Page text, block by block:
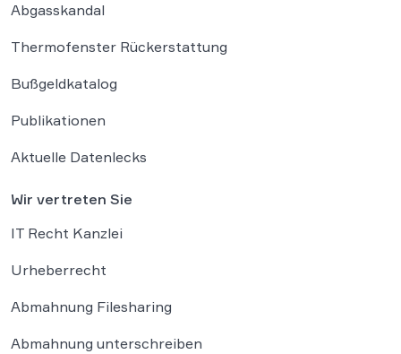
Abgasskandal
Thermofenster Rückerstattung
Bußgeldkatalog
Publikationen
Aktuelle Datenlecks
Wir vertreten Sie
IT Recht Kanzlei
Urheberrecht
Abmahnung Filesharing
Abmahnung unterschreiben